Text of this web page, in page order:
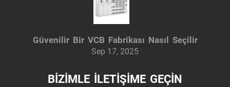
Güvenilir Bir VCB Fabrikası Nasıl Seçilir
Sep 17, 2025
BİZİMLE İLETİŞİME GEÇİN